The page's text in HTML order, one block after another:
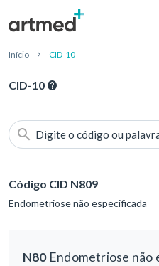
Início CID-10
CID-10
Digite o código ou
Código CID N809
Endometriose não especificada
N80Endometriose não